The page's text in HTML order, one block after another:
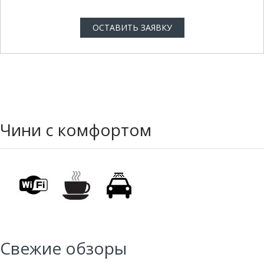
ОСТАВИТЬ ЗАЯВКУ
Чини с комфортом
Свежие обзоры